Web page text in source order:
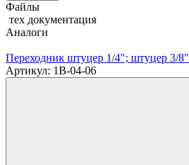
Файлы
тех документация
Аналоги
Переходник штуцер 1/4"; штуцер 3/8"
Артикул: 1B-04-06